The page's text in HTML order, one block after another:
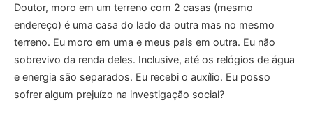
Doutor, moro em um terreno com 2 casas (mesmo
endereço) é uma casa do lado da outra mas no mesmo
terreno. Eu moro em uma e meus pais em outra. Eu não
sobrevivo da renda deles. Inclusive, até os relógios de água
e energia são separados. Eu recebi o auxílio. Eu posso
sofrer algum prejuízo na investigação social?